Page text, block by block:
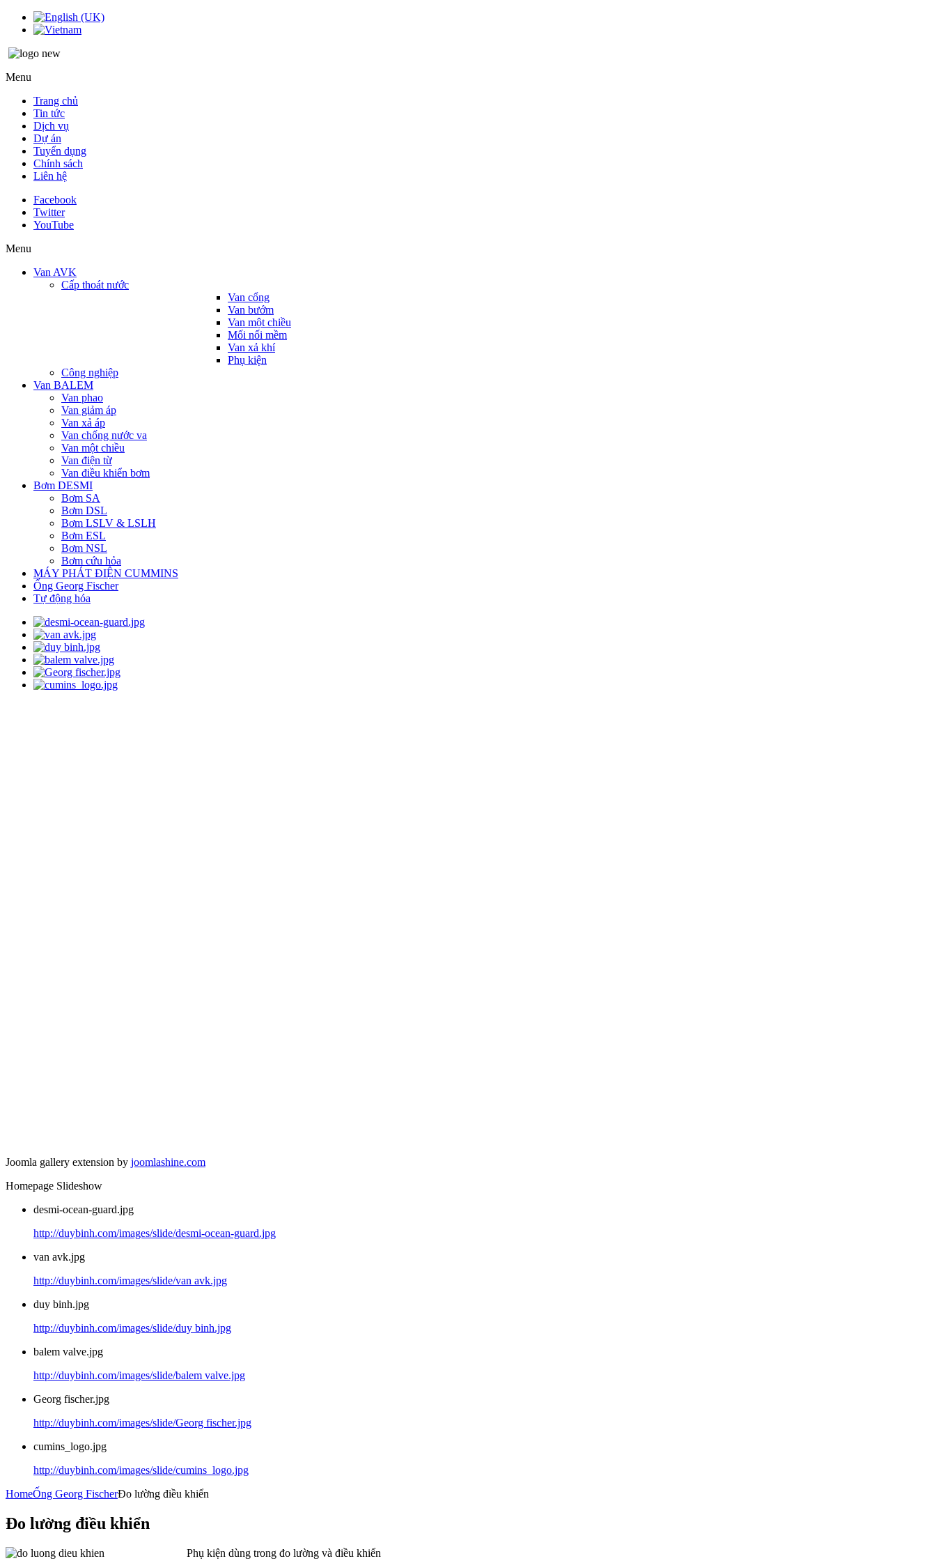
Menu
Trang chủ
Tin tức
Dịch vụ
Dự án
Tuyển dụng
Chính sách
Liên hệ
Facebook
Twitter
YouTube
Menu
Van AVK
Cấp thoát nước
Van cổng
Van bướm
Van một chiều
Mối nối mềm
Van xả khí
Phụ kiện
Công nghiệp
Van BALEM
Van phao
Van giảm áp
Van xả áp
Van chống nước va
Van một chiều
Van điện từ
Van điều khiển bơm
Bơm DESMI
Bơm SA
Bơm DSL
Bơm LSLV & LSLH
Bơm ESL
Bơm NSL
Bơm cứu hỏa
MÁY PHÁT ĐIỆN CUMMINS
Ống Georg Fischer
Tự động hóa
Joomla gallery extension by joomlashine.com
Homepage Slideshow
desmi-ocean-guard.jpg
http://duybinh.com/images/slide/desmi-ocean-guard.jpg
van avk.jpg
http://duybinh.com/images/slide/van avk.jpg
duy binh.jpg
http://duybinh.com/images/slide/duy binh.jpg
balem valve.jpg
http://duybinh.com/images/slide/balem valve.jpg
Georg fischer.jpg
http://duybinh.com/images/slide/Georg fischer.jpg
cumins_logo.jpg
http://duybinh.com/images/slide/cumins_logo.jpg
HomeỐng Georg FischerĐo lường điều khiển
Đo lường điều khiển
Phụ kiện dùng trong đo lường và điều khiển